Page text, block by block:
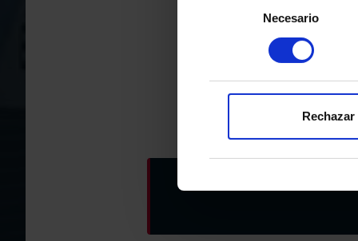
consentimiento
Necesario
Rechazar